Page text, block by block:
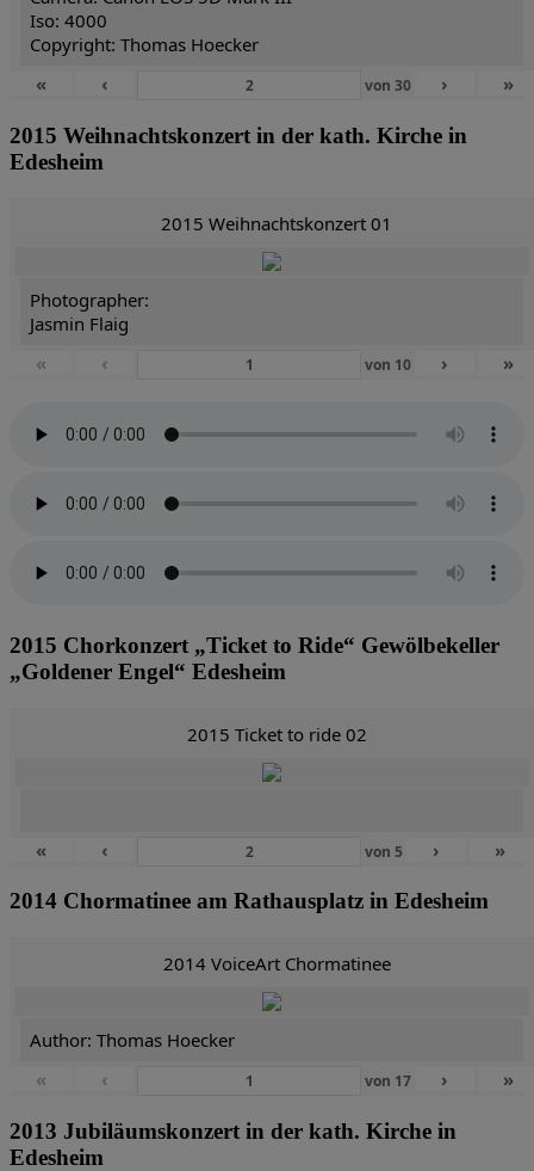
Iso: 4000
Copyright: Thomas Hoecker
«
‹ von30 › »
2015 Weihnachtskonzert in der kath. Kirche in
Edesheim
2015 Weihnachtskonzert 01
Photographer:
Jasmin Flaig
«
‹ von 10 › »
2015 Chorkonzert „Ticket to Ride“ Gewölbekeller
„Goldener Engel“ Edesheim
2015 Ticket to ride 02
« ‹ von5 › »
2014 Chormatinee am Rathausplatz in Edesheim
2014 VoiceArt Chormatinee
Author: Thomas Hoecker
«
‹ von 17 › »
2013 Jubiläumskonzert in der kath. Kirche in
Edesheim